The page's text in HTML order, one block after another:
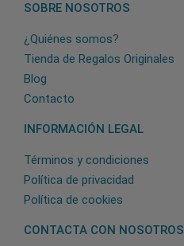
SOBRE NOSOTROS
¿Quiénes somos?
Tienda de Regalos Originales
Blog
Contacto
INFORMACIÓN LEGAL
Términos y condiciones
Política de privacidad
Política de cookies
CONTACTA CON NOSOTROS